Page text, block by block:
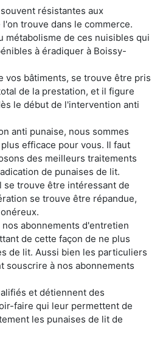
résistantes aux
trouve dans le commerce.
métabolisme de ces nuisibles qui
à éradiquer à Boissy-
vos bâtiments, se trouve être pris
de la prestation, et il figure
le début de l'intervention anti
anti punaise, nous sommes
efficace pour vous. Il faut
des meilleurs traitements
de punaises de lit.
se trouve être intéressant de
se trouve être répandue,
abonnements d'entretien
de cette façon de ne plus
de lit. Aussi bien les particuliers
souscrire à nos abonnements
et détiennent des
faire qui leur permettent de
les punaises de lit de